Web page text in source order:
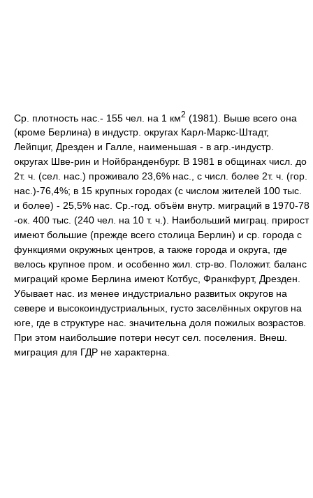
Ср. плотность нас.- 155 чел. на 1 км2 (1981). Выше всего она
(кроме Берлина) в индустр. округах Карл-Маркс-Штадт,
Лейпциг, Дрезден и Галле, наименьшая - в агр.-индустр.
округах Шве-рин и Нойбранденбург. В 1981 в общинах числ. до
2т. ч. (сел. нас.) проживало 23,6% нас., с числ. более 2т. ч. (гор.
нас.)-76,4%; в 15 крупных городах (с числом жителей 100 тыс.
и более) - 25,5% нас. Ср.-год. объём внутр. миграций в 1970-78
-ок. 400 тыс. (240 чел. на 10 т. ч.). Наибольший миграц. прирост
имеют большие (прежде всего столица Берлин) и ср. города с
функциями окружных центров, а также города и округа, где
велось крупное пром. и особенно жил. стр-во. Положит. баланс
миграций кроме Берлина имеют Котбус, Франкфурт, Дрезден.
Убывает нас. из менее индустриально развитых округов на
севере и высокоиндустриальных, густо заселённых округов на
юге, где в структуре нас. значительна доля пожилых возрастов.
При этом наибольшие потери несут сел. поселения. Внеш.
миграция для ГДР не характерна.